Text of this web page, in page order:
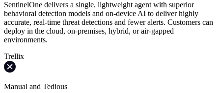
SentinelOne delivers a single, lightweight agent with superior
behavioral detection models and on-device AI to deliver highly
accurate, real-time threat detections and fewer alerts. Customers can
deploy in the cloud, on-premises, hybrid, or air-gapped
environments.
Trellix
Manual and Tedious